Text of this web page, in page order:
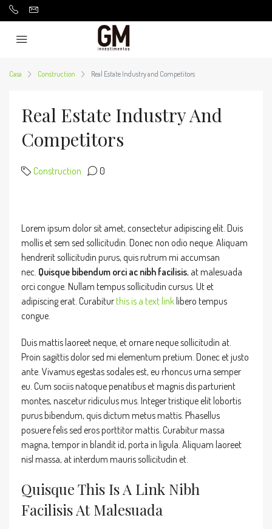
Casa Construction Real Estate Industry and Competitors
Real Estate Industry And
Competitors
Construction 0
Lorem ipsum dolor sit amet, consectetur adipiscing elit. Duis
mollis et sem sed sollicitudin. Donec non odio neque. Aliquam
hendrerit sollicitudin purus, quis rutrum mi accumsan
nec. Quisque bibendum orci ac nibh facilisis, at malesuada
orci congue. Nullam tempus sollicitudin cursus. Ut et
adipiscing erat. Curabiturthis is a text link libero tempus
congue.
Duis mattis laoreet neque, et ornare neque sollicitudin at.
Proin sagittis dolor sed mi elementum pretium. Donec et justo
ante. Vivamus egestas sodales est, eu rhoncus urna semper
eu. Cum sociis natoque penatibus et magnis dis parturient
montes, nascetur ridiculus mus. Integer tristique elit lobortis
purus bibendum, quis dictum metus mattis. Phasellus
posuere felis sed eros porttitor mattis. Curabitur massa
magna, tempor in blandit id, porta in ligula. Aliquam laoreet
nisl massa, at interdum mauris sollicitudin et.
Quisque This Is A Link Nibh
Facilisis At Malesuada